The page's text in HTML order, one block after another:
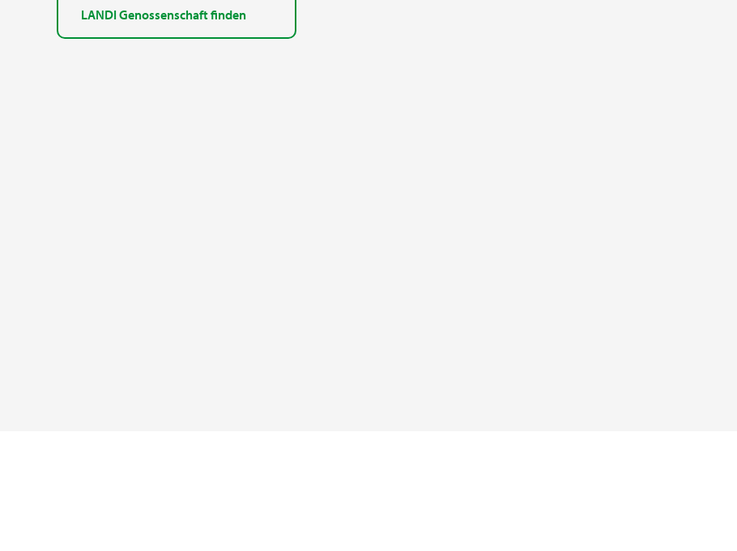
LANDI Genossenschaft finden